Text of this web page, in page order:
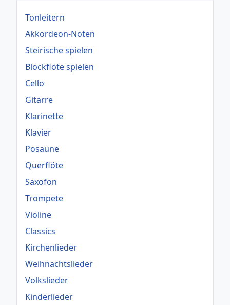
Tonleitern
Akkordeon-Noten
Steirische spielen
Blockflöte spielen
Cello
Gitarre
Klarinette
Klavier
Posaune
Querflöte
Saxofon
Trompete
Violine
Classics
Kirchenlieder
Weihnachtslieder
Volkslieder
Kinderlieder